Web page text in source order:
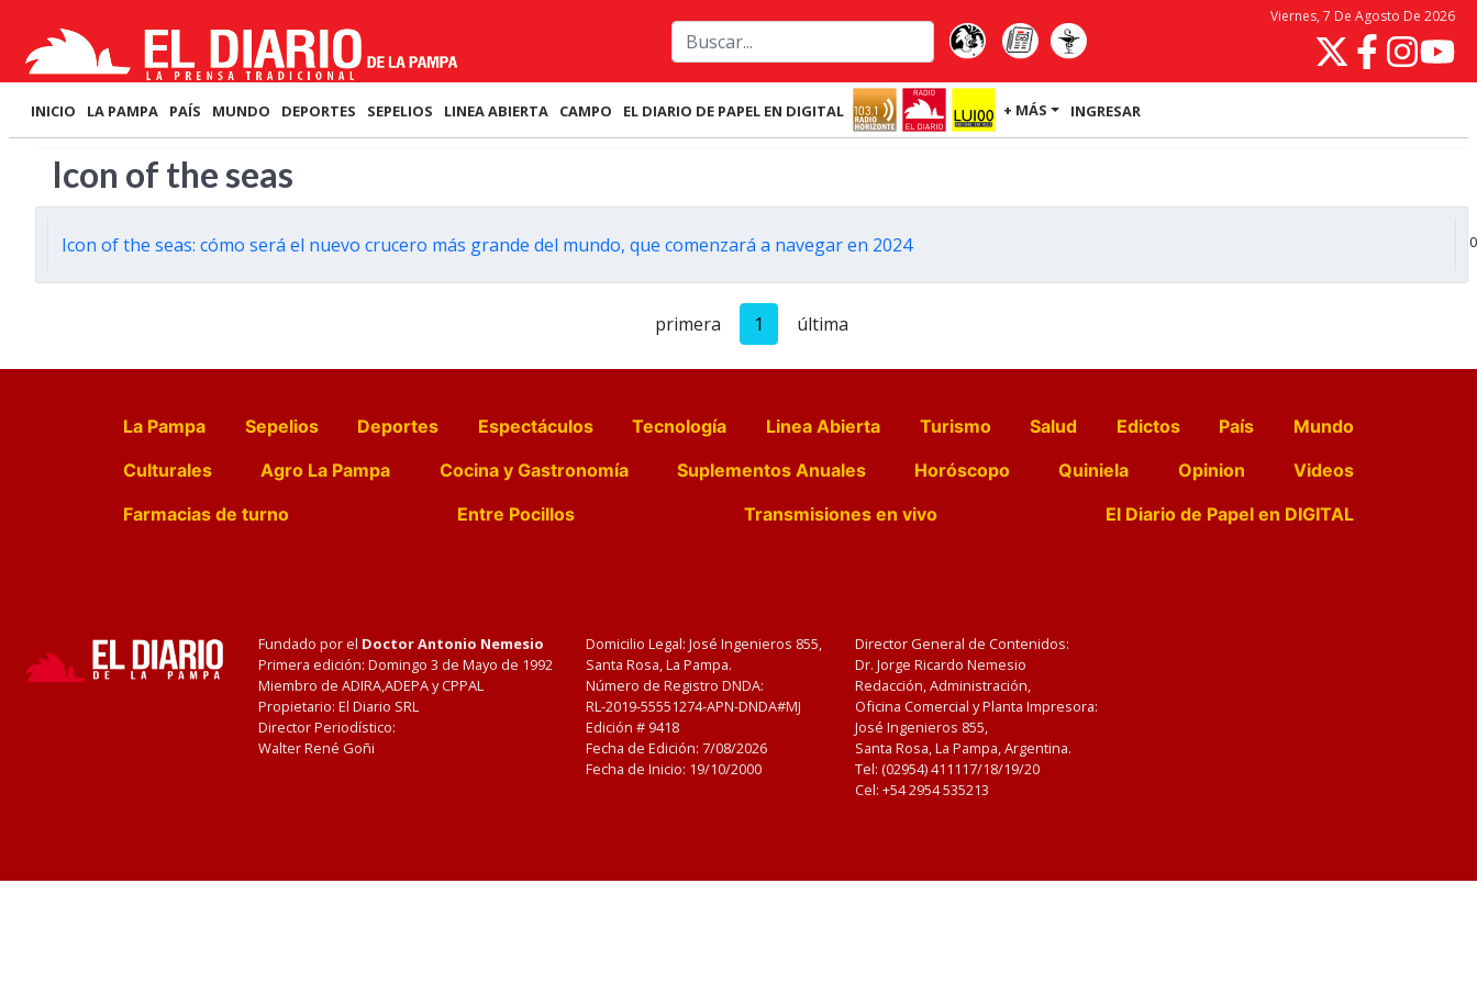
Viernes, 7 De Agosto De 2026
INICIO LA PAMPA PAÍS MUNDO DEPORTES SEPELIOS LINEA ABIERTA CAMPO EL DIARIO DE PAPEL EN DIGITAL + MÁS INGRESAR
Icon of the seas
Icon of the seas: cómo será el nuevo crucero más grande del mundo, que comenzará a navegar en 2024
primera 1 última
La Pampa Sepelios Deportes Espectáculos Tecnología Linea Abierta Turismo Salud Edictos País
Mundo
Culturales
Agro La Pampa Cocina y Gastronomía Suplementos Anuales Horóscopo Quiniela Opinion
Videos
Farmacias de turno
Entre Pocillos Transmisiones en vivo El Diario de Papel en DIGITAL
Fundado por el Doctor Antonio Nemesio
Primera edición: Domingo 3 de Mayo de 1992
Miembro de ADIRA,ADEPA y CPPAL
Propietario: El Diario SRL
Director Periodístico:
Walter René Goñi
Domicilio Legal: José Ingenieros 855,
Santa Rosa, La Pampa.
Número de Registro DNDA:
RL-2019-55551274-APN-DNDA#MJ
Edición # 9418
Fecha de Edición: 7/08/2026
Fecha de Inicio: 19/10/2000
Director General de Contenidos:
Dr. Jorge Ricardo Nemesio
Redacción, Administración,
Oficina Comercial y Planta Impresora:
José Ingenieros 855,
Santa Rosa, La Pampa, Argentina.
Tel: (02954) 411117/18/19/20
Cel: +54 2954 535213